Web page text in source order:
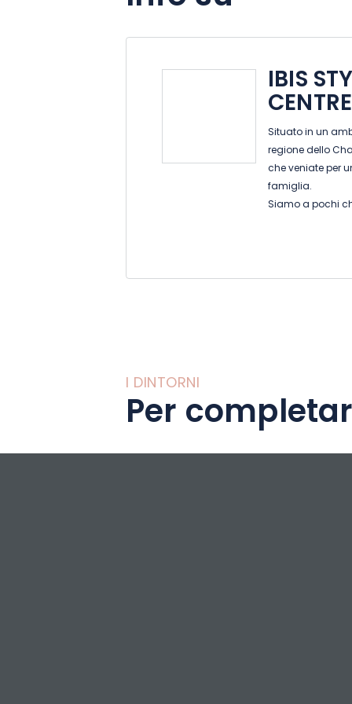
IBIS
CENTRE
Situato in un
regione dello
che veniate per
famiglia.
Siamo a pochi
laghi, dal parco
Cullati dalla
I DINTORNI
Per